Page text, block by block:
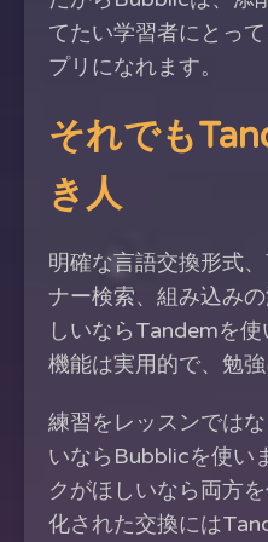
てたい学習者にとっ
プリになれます。
それでも
き人
明確な言語交換形式
ナー検索、組み込み
しいならTandemを
機能は実用的で、勉
練習をレッスンでは
いならBubblicを使い
クがほしいなら両方
化された交換には